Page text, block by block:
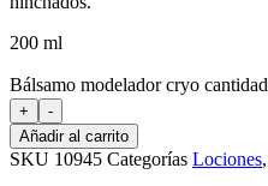
200 ml
Bálsamo modelador cryo cantidad
+
-
Añadir al carrito
SKU 10945 Categorías Lociones,